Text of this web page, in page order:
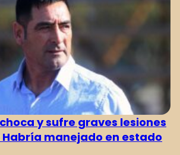
y sufre graves lesiones
Habría manejado en estado